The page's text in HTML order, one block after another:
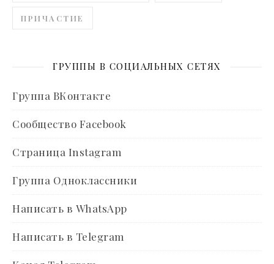
ПРИЧАСТИЕ
ГРУППЫ В СОЦИАЛЬНЫХ СЕТЯХ
Группа ВКонтакте
Сообщество Facebook
Страница Instagram
Группа Одноклассники
Написать в WhatsApp
Написать в Telegram